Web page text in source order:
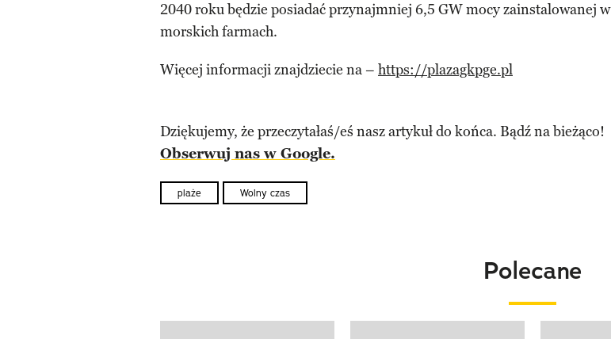
2040 roku będzie posiadać przynajmniej 6,5 GW mocy zainstalowanej w
morskich farmach.
Więcej informacji znajdziecie na – https://plazagkpge.pl
Dziękujemy, że przeczytałaś/eś nasz artykuł do końca. Bądź na bieżąco!
Obserwuj nas w Google.
plaże Wolny czas
Polecane